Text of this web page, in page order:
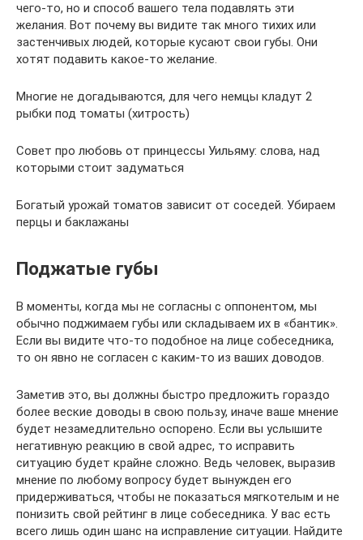
чего-то, но и способ вашего тела подавлять эти
желания. Вот почему вы видите так много тихих или
застенчивых людей, которые кусают свои губы. Они
хотят подавить какое-то желание.
Многие не догадываются, для чего немцы кладут 2
рыбки под томаты (хитрость)
Совет про любовь от принцессы Уильяму: слова, над
которыми стоит задуматься
Богатый урожай томатов зависит от соседей. Убираем
перцы и баклажаны
Поджатые губы
В моменты, когда мы не согласны с оппонентом, мы
обычно поджимаем губы или складываем их в «бантик».
Если вы видите что-то подобное на лице собеседника,
то он явно не согласен с каким-то из ваших доводов.
Заметив это, вы должны быстро предложить гораздо
более веские доводы в свою пользу, иначе ваше мнение
будет незамедлительно оспорено. Если вы услышите
негативную реакцию в свой адрес, то исправить
ситуацию будет крайне сложно. Ведь человек, выразив
мнение по любому вопросу будет вынужден его
придерживаться, чтобы не показаться мягкотелым и не
понизить свой рейтинг в лице собеседника. У вас есть
всего лишь один шанс на исправление ситуации. Найдите